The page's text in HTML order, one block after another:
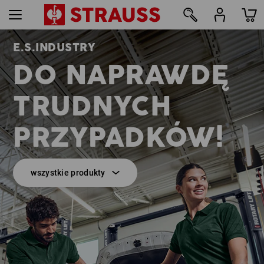
E.S.INDUSTRY
DO NAPRAWDĘ
TRUDNYCH
PRZYPADKÓW!
wszystkie produkty
9